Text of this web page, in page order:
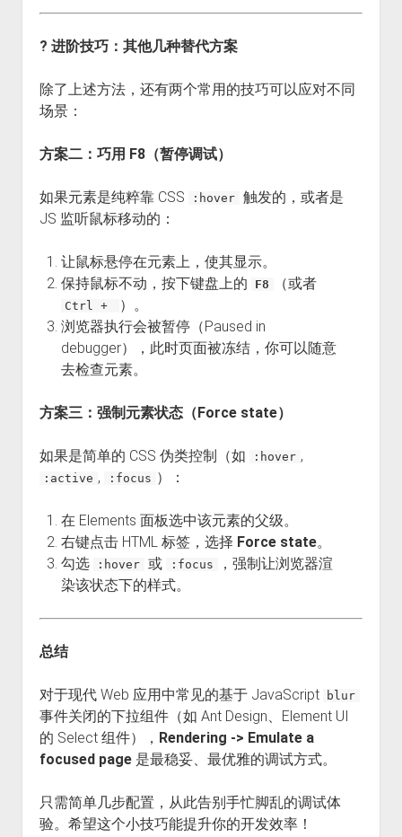
? 进阶技巧：其他几种替代方案
除了上述方法，还有两个常用的技巧可以应对不同
场景：
方案二：巧用 F8（暂停调试）
如果元素是纯粹靠 CSS :hover 触发的，或者是
JS 监听鼠标移动的：
让鼠标悬停在元素上，使其显示。
保持鼠标不动，按下键盘上的
F8 （或者
Ctrl +
）。
浏览器执行会被暂停（Paused in
debugger），此时页面被冻结，你可以随意
去检查元素。
方案三：强制元素状态（Force state）
如果是简单的 CSS 伪类控制（如 :hover ,
:active , :focus ）：
在 Elements 面板选中该元素的父级。
右键点击 HTML 标签，选择 Force state。
勾选
:hover 或 :focus
，强制让浏览器渲
染该状态下的样式。
总结
对于现代 Web 应用中常见的基于 JavaScript blur
事件关闭的下拉组件（如 Ant Design、Element UI
的 Select 组件）， Rendering -> Emulate a
focused page是最稳妥、最优雅的调试方式。
只需简单几步配置，从此告别手忙脚乱的调试体
验。希望这个小技巧能提升你的开发效率！